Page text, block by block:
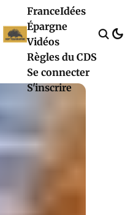
FranceIdées
Épargne
Vidéos
Règles du CDS
Se connecter
S'inscrire